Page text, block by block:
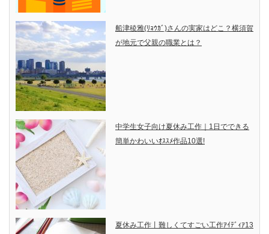
船津稜雅(ﾘｮｳｶﾞ)さんの実家はどこ？横須賀
が地元で父親の職業とは？
中学生女子向け夏休み工作｜1日でできる
簡単かわいいｵｽｽﾒ作品10選!
夏休み工作丨難しくてすごい工作ｱｲﾃﾞｨｱ13